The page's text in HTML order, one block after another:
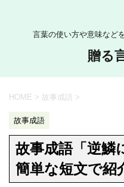
言葉の使い方や意味など
贈る
HOME > 故事成語 >
故事成語
故事成語「逆鱗
簡単な短文で紹